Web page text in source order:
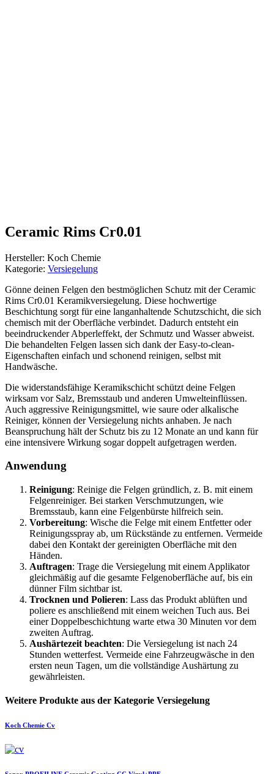
Ceramic Rims Cr0.01
Hersteller: Koch Chemie
Kategorie: Versiegelung
Gönne deinen Felgen den bestmöglichen Schutz mit der Ceramic
Rims Cr0.01 Keramikversiegelung. Diese hochwertige
Beschichtung sorgt für eine langanhaltende Schutzschicht, die sich
chemisch mit der Oberfläche verbindet. Dadurch entsteht ein
beeindruckender Abperleffekt, der Schmutz und Wasser abweist.
Die behandelten Felgen lassen sich dank der Easy-to-clean-
Eigenschaften einfach und schonend reinigen, selbst mit
Handwäsche.
Die widerstandsfähige Keramikschicht schützt deine Felgen
wirksam vor Salz, Bremsstaub und anderen Umwelteinflüssen.
Auch aggressive Reinigungsmittel, wie saure oder alkalische
Reiniger, können der Versiegelung nichts anhaben. Je nach
Beanspruchung hält der Schutz bis zu 12 Monate an und kann für
eine intensivere Wirkung sogar doppelt aufgetragen werden.
Anwendung
Reinigung: Reinige die Felgen gründlich, z. B. mit einem
Felgenreiniger. Bei starken Verschmutzungen, wie
Bremsstaub, kann eine Felgenbürste hilfreich sein.
Vorbereitung: Wische die Felge mit einem Entfetter oder
Reinigungsspray ab, um Rückstände zu entfernen. Vermeide
dabei den Kontakt der gereinigten Oberfläche mit den
Händen.
Auftragen: Trage die Versiegelung mit einem Applikator
gleichmäßig auf die gesamte Felgenoberfläche auf, bis ein
dünner Film sichtbar ist.
Trocknen und Polieren: Lass das Produkt ablüften und
poliere es anschließend mit einem weichen Tuch aus. Bei
einer Doppelbeschichtung warte etwa 30 Minuten vor dem
zweiten Auftrag.
Aushärtezeit beachten: Die Versiegelung ist nach 24
Stunden wetterfest. Vermeide eine Fahrzeugwäsche in den
ersten neun Tagen, um die vollständige Aushärtung zu
gewährleisten.
Weitere Produkte aus der Kategorie Versiegelung
Koch Chemie Cv